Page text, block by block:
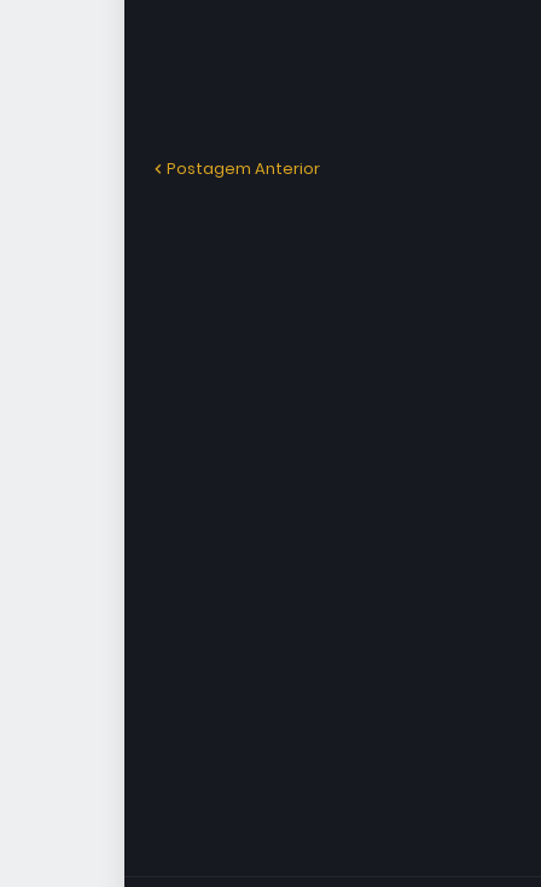
Postagem Anterior